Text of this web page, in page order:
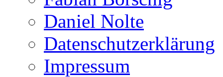
Daniel Nolte
Datenschutzerklärung
Impressum